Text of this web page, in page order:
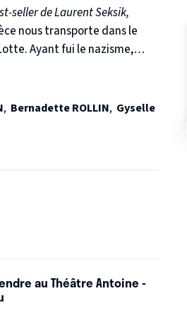
seller de Laurent Seksik,
nous transporte dans le
Ayant fui le nazisme,
au Brésil, des
la vie. Stefan et Lotte
et la folie du carnaval de
du dernier amour de
, Bernadette ROLLIN, Gyselle
au Théâtre Antoine -